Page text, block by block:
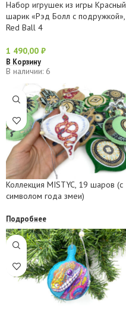
Набор игрушек из игры Красный
шарик «Рэд Болл с подружкой»,
Red Ball 4
1 490,00 ₽
В Корзину
В наличии: 6
Коллекция MISTYC, 19 шаров (с
символом года змеи)
Подробнее